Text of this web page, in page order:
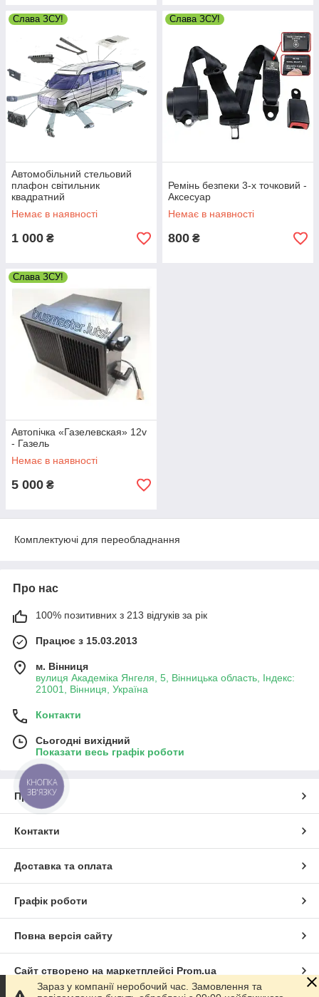
Слава ЗСУ!
Автомобільний стельовий
плафон світильник
квадратний
Немає в наявності
1 000 ₴
Слава ЗСУ!
Ремінь безпеки 3-х точковий -
Аксесуар
Немає в наявності
800 ₴
Слава ЗСУ!
Автопічка «Газелевская» 12v
- Газель
Немає в наявності
5 000 ₴
Комплектуючі для переобладнання
Про нас
100% позитивних з 213 відгуків за рік
Працює з 15.03.2013
м. Вінниця
вулиця Академіка Янгеля, 5, Вінницька область, Індекс:
21001, Вінниця, Україна
Контакти
Сьогодні вихідний
Показати весь графік роботи
Про нас
Контакти
Доставка та оплата
Графік роботи
Повна версія сайту
Сайт створено на маркетплейсі Prom.ua
Зараз у компанії неробочий час. Замовлення та
КНОПКА
ЗВ'ЯЗКУ